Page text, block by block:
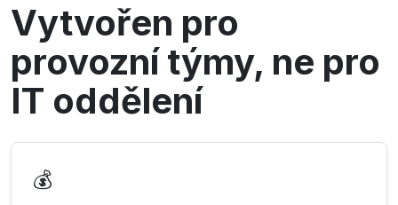
Vytvořen pro
provozní týmy, ne pro
IT oddělení
💰